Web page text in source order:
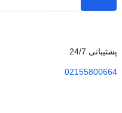
پشتیبانی 24/7
02155800664